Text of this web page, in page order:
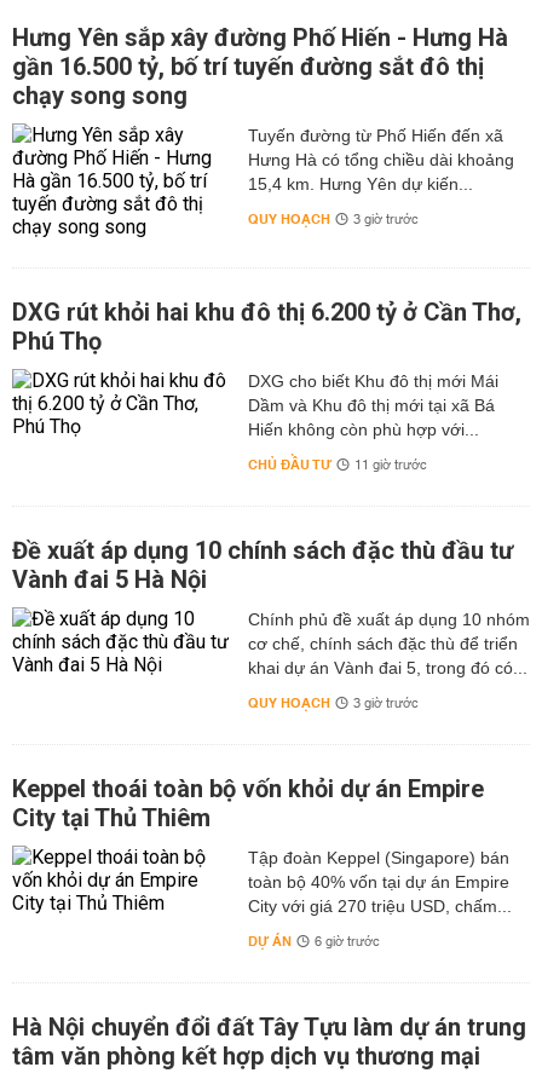
Hưng Yên sắp xây đường Phố Hiến - Hưng Hà
gần 16.500 tỷ, bố trí tuyến đường sắt đô thị
chạy song song
Tuyến đường từ Phố Hiến đến xã
Hưng Hà có tổng chiều dài khoảng
15,4 km. Hưng Yên dự kiến...
QUY HOẠCH 3 giờ trước
DXG rút khỏi hai khu đô thị 6.200 tỷ ở Cần Thơ,
Phú Thọ
DXG cho biết Khu đô thị mới Mái
Dầm và Khu đô thị mới tại xã Bá
Hiến không còn phù hợp với...
CHỦ ĐẦU TƯ 11 giờ trước
Đề xuất áp dụng 10 chính sách đặc thù đầu tư
Vành đai 5 Hà Nội
Chính phủ đề xuất áp dụng 10 nhóm
cơ chế, chính sách đặc thù để triển
khai dự án Vành đai 5, trong đó có...
QUY HOẠCH 3 giờ trước
Keppel thoái toàn bộ vốn khỏi dự án Empire
City tại Thủ Thiêm
Tập đoàn Keppel (Singapore) bán
toàn bộ 40% vốn tại dự án Empire
City với giá 270 triệu USD, chấm...
DỰ ÁN 6 giờ trước
Hà Nội chuyển đổi đất Tây Tựu làm dự án trung
tâm văn phòng kết hợp dịch vụ thương mại